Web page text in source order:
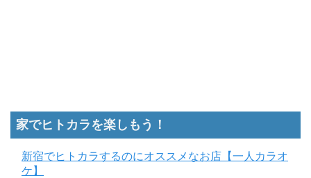
家でヒトカラを楽しもう！
新宿でヒトカラするのにオススメなお店【一人カラオ
ケ】